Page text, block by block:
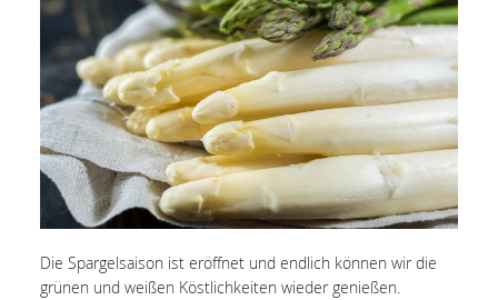
Die Spargelsaison ist eröffnet und endlich können wir die
grünen und weißen Köstlichkeiten wieder genießen.